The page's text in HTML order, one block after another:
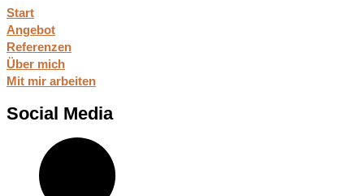
Start
Angebot
Referenzen
Über mich
Mit mir arbeiten
Social Media